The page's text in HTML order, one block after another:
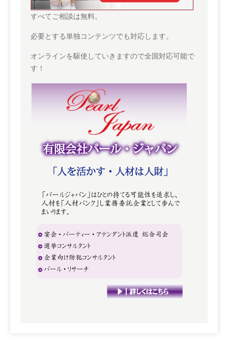
すべてご相談は無料。
必要とする単独コンテンツでも対応します。
オンラインを駆使していきますので全国対応可能で
す！